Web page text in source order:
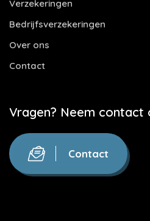
Verzekeringen
Bedrijfsverzekeringen
Over ons
Contact
Vragen? Neem contact
Contact